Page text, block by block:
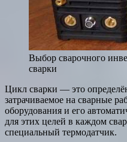
Выбор сварочного
сварки
Цикл сварки — это
затрачиваемое на сварные
оборудования и его
для этих целей в каждом
специальный термодатчик.